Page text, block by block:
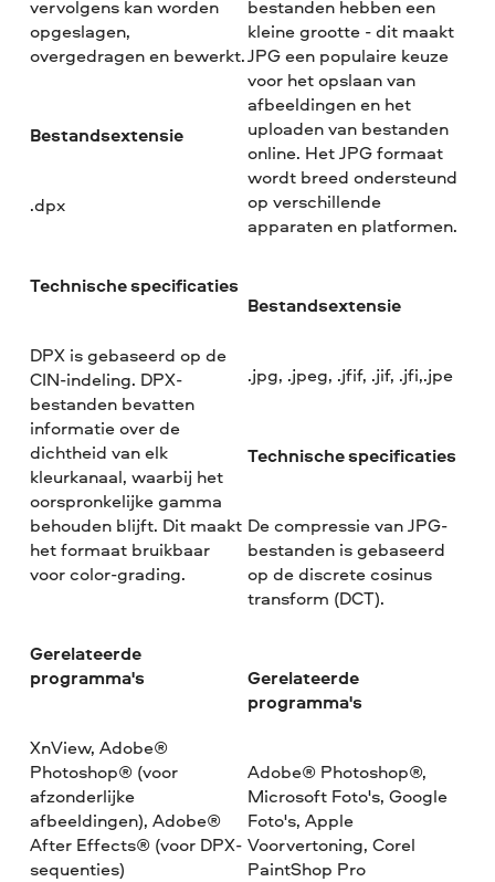
vervolgens kan worden
opgeslagen,
overgedragen en bewerkt.
Bestandsextensie
.dpx
Technische specificaties
DPX is gebaseerd op de
CIN-indeling. DPX-
bestanden bevatten
informatie over de
dichtheid van elk
kleurkanaal, waarbij het
oorspronkelijke gamma
behouden blijft. Dit maakt
het formaat bruikbaar
voor color-grading.
Gerelateerde
programma's
XnView, Adobe®
Photoshop® (voor
afzonderlijke
afbeeldingen), Adobe®
After Effects® (voor DPX-
sequenties)
bestanden hebben een
kleine grootte - dit maakt
JPG een populaire keuze
voor het opslaan van
afbeeldingen en het
uploaden van bestanden
online. Het JPG formaat
wordt breed ondersteund
op verschillende
apparaten en platformen.
Bestandsextensie
.jpg, .jpeg, .jfif, .jif, .jfi,.jpe
Technische specificaties
De compressie van JPG-
bestanden is gebaseerd
op de discrete cosinus
transform (DCT).
Gerelateerde
programma's
Adobe® Photoshop®,
Microsoft Foto's, Google
Foto's, Apple
Voorvertoning, Corel
PaintShop Pro